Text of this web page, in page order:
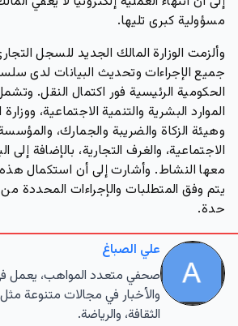
مسؤولية كبرى تليها.
وألزمت الوزارة المالك الجديد للسجل
جميع الإجراءات وتحديث البيانات لدى
الحكومية الرئيسية فور اكتمال النقل.
الموارد البشرية والتنمية الاجتماعية،
وهيئة الزكاة والضريبة والجمارك،
الاجتماعية، والغرف التجارية، بالإضافة إلى
معها النشاط. وأشارت إلى أن استكمال
يتم وفق المتطلبات والإجراءات المحددة
حدة.
علي الصباغ
صحفي متعدد المواهب، يعمل في
والأخبار في مجالات متنوعة مثل
الثقافة، والرياضة.